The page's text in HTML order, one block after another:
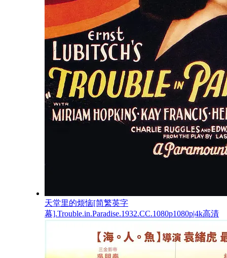
天堂里的烦恼[简繁英字
幕].Trouble.in.Paradise.1932.CC.1080p1080p|4k高清